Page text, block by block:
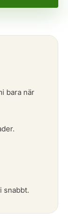
bara när
snabbt.